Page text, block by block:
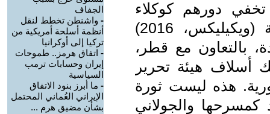
دورهم كوكلاء
إمبرياليين. وثائق البنتاغون المسربة (ويكيليكس، 2016)
بالتعاون مع قطر،
أسلاف هيئة تحرير
هذه ليست ثورة
والجولاني
الجفاف
- واشنطن تخطط لنقل
أنظمة أسلحة أمريكية من
تركيا إلى أوكرانيا
- اتفاق هرمز.. طموحات
إيران وحسابات ترمب
السياسية
- ما أبرز بنود الاتفاق
الإيراني العُماني المحتمل
بشأن مضيق هرم ...